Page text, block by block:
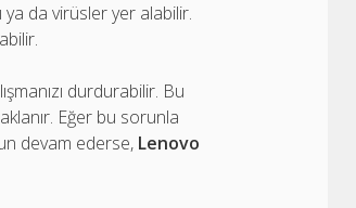
ya da virüsler yer alabilir.
durdurabilir. Bu
Eğer bu sorunla
devam ederse, Lenovo